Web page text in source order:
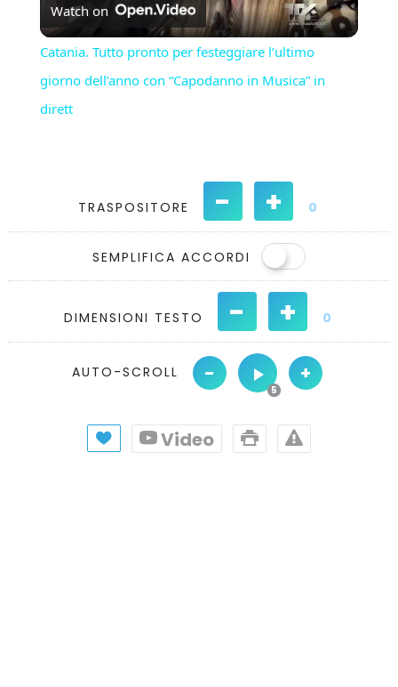
Video
Watch on
Catania. Tutto pronto per festeggiare l’ultimo
giorno dell’anno con “Capodanno in Musica” in
dirett
TRASPOSITORE - + 0
SEMPLIFICA ACCORDI
DIMENSIONI TESTO - + 0
AUTO-SCROLL - +
Video